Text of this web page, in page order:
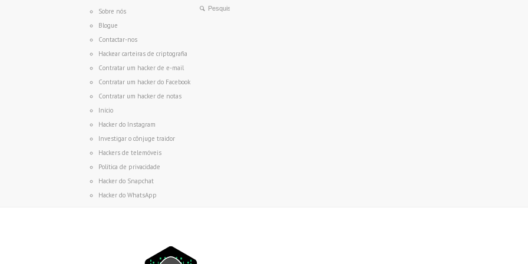
Sobre nós
Blogue
Contactar-nos
Hackear carteiras de criptografia
Contratar um hacker de e-mail
Contratar um hacker do Facebook
Contratar um hacker de notas
Início
Hacker do Instagram
Investigar o cônjuge traidor
Hackers de telemóveis
Política de privacidade
Hacker do Snapchat
Hacker do WhatsApp